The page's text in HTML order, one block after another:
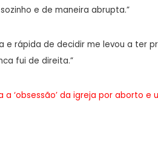
e de maneira abrupta.”
e rápida de decidir me levou a ter
fui de direita.”
a ‘obsessão’ da igreja por aborto e